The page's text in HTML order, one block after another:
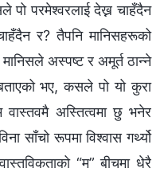
परमेश्‍वरलाई देख्न चाहँदैन
र? तैपनि मानिसहरूको
अस्पष्ट र अमूर्त ठान्ने
भए, कसले पो यो कुरा
अस्तित्वमा छु भनेर
साँचो रूपमा विश्‍वास गर्थ्यो
“म” बीचमा धेरै